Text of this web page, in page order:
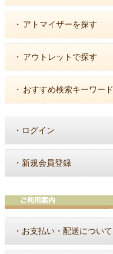
・ アトマイザーを探す
・ アウトレットで探す
・ おすすめ検索キーワード
・ ログイン
・ 新規会員登録
・ お支払い・配送について